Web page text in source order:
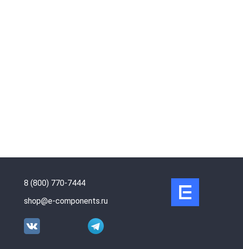
8 (800) 770-7444
shop@e-components.ru